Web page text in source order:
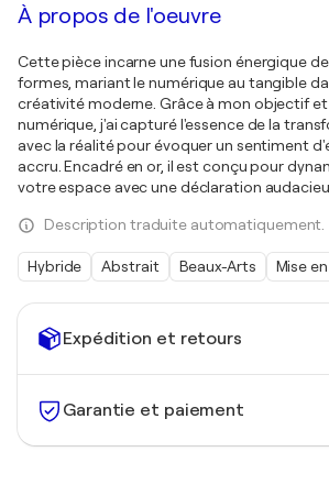
Expédition et retours
Garantie et paiement
À propos de l'oeuvre
Cette pièce incarne une fusion énergique
formes, mariant le numérique au tangible
créativité moderne. Grâce à mon objectif et
numérique, j'ai capturé l'essence de la
avec la réalité pour évoquer un sentiment
accru. Encadré en or, il est conçu pour
votre espace avec une déclaration
Description traduite automatiquement.
Hybride Abstrait Beaux-Arts Mise